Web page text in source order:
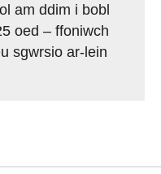
am ddim i bobl
oed – ffoniwch
sgwrsio ar-lein